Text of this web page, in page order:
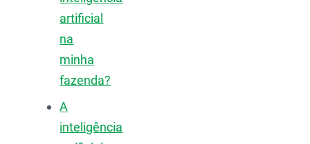
artificial
na
minha
fazenda?
A
inteligência